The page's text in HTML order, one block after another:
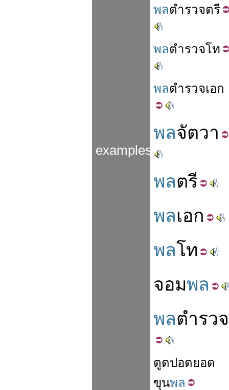
examples
พลตำรวจตรี
พลตำรวจโท
พลตำรวจเอก
พลจัตวา
พลตรี
พลเอก
พลโท
จอมพล
พลตำรวจ
ตูดปอดยอด
ขุนพล